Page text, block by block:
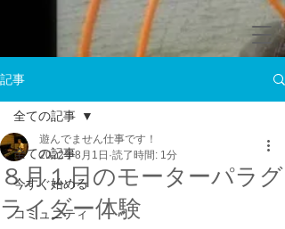
記事
全ての記事
今すぐ始める
コミュニティ
全ての記事
８月１日のモーターパラグ
ライダー体験
遊んでません仕事です！
2022年8月1日 読了時間: 1分